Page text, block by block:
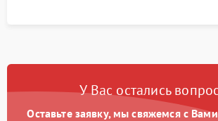
У Вас остались
Оставьте заявку, мы свяжемся с